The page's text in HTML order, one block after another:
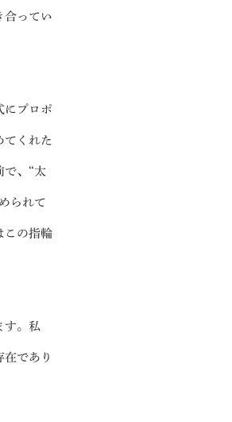
合ってい
にプロポ
てくれた
で、“太
られて
この指輪
す。私
であり